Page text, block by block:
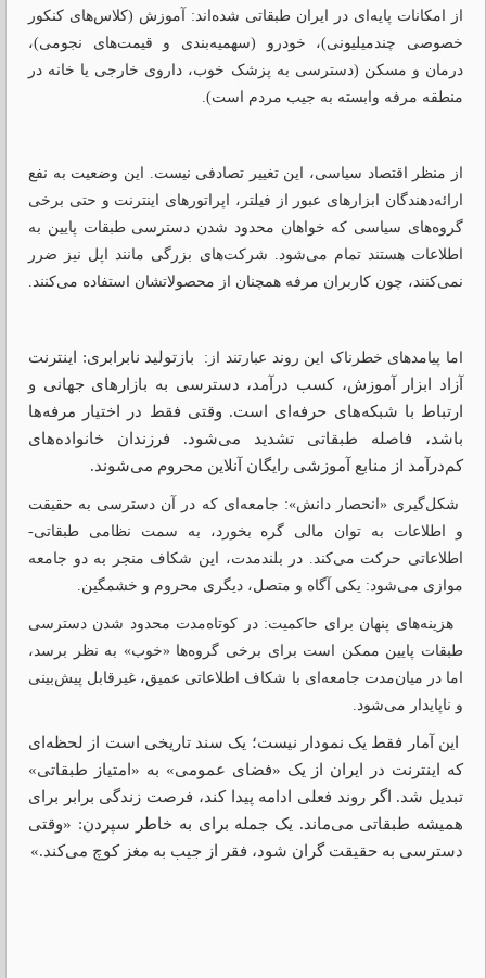
از امکانات پایه‌ای در ایران طبقاتی شده‌اند: آموزش (کلاس‌های کنکور
خصوصی چندمیلیونی)، خودرو (سهمیه‌بندی و قیمت‌های نجومی)،
درمان و مسکن (دسترسی به پزشک خوب، داروی خارجی یا خانه در
منطقه مرفه وابسته به جیب مردم است).
از منظر اقتصاد سیاسی، این تغییر تصادفی نیست. این وضعیت به نفع
ارائه‌دهندگان ابزارهای عبور از فیلتر، اپراتورهای اینترنت و حتی برخی
گروه‌های سیاسی که خواهان محدود شدن دسترسی طبقات پایین به
اطلاعات هستند تمام می‌شود. شرکت‌های بزرگی مانند اپل نیز ضرر
نمی‌کنند، چون کاربران مرفه همچنان از محصولاتشان استفاده می‌کنند.
اما پیامدهای خطرناک این روند عبارتند از:
بازتولید نابرابری: اینترنت
آزاد ابزار آموزش، کسب درآمد، دسترسی به بازارهای جهانی و
ارتباط با شبکه‌های حرفه‌ای است. وقتی فقط در اختیار مرفه‌ها
باشد، فاصله طبقاتی تشدید می‌شود. فرزندان خانواده‌های
کم‌درآمد از منابع آموزشی رایگان آنلاین محروم می‌شوند.
شکل‌گیری «انحصار دانش»: جامعه‌ای که در آن دسترسی به حقیقت
و اطلاعات به توان مالی گره بخورد، به سمت نظامی طبقاتی-
اطلاعاتی حرکت می‌کند. در بلندمدت، این شکاف منجر به دو جامعه
موازی می‌شود: یکی آگاه و متصل، دیگری محروم و خشمگین.
هزینه‌های پنهان برای حاکمیت: در کوتاه‌مدت محدود شدن دسترسی
طبقات پایین ممکن است برای برخی گروه‌ها «خوب» به نظر برسد،
اما در میان‌مدت جامعه‌ای با شکاف اطلاعاتی عمیق، غیرقابل پیش‌بینی
و ناپایدار می‌شود.
این آمار فقط یک نمودار نیست؛ یک سند تاریخی است از لحظه‌ای
که اینترنت در ایران از یک «فضای عمومی» به «امتیاز طبقاتی»
تبدیل شد. اگر روند فعلی ادامه پیدا کند، فرصت زندگی برابر برای
همیشه طبقاتی می‌ماند. یک جمله برای به خاطر سپردن: «وقتی
دسترسی به حقیقت گران شود، فقر از جیب به مغز کوچ می‌کند.»